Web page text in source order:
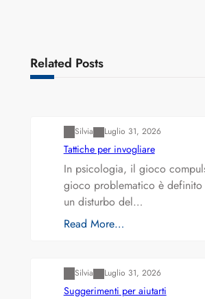
Related Posts
Silvia Luglio 31, 2026
Tattiche per invogliare
In psicologia, il gioco
gioco problematico è definito
un disturbo del…
Read More…
Silvia Luglio 31, 2026
Suggerimenti per aiutarti